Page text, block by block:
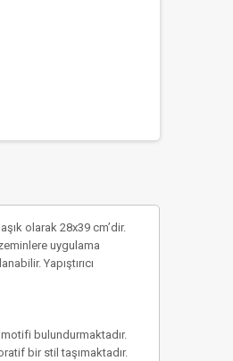
olarak 28x39 cm’dir.
uygulama
Yapıştırıcı
bulundurmaktadır.
bir stil taşımaktadır.